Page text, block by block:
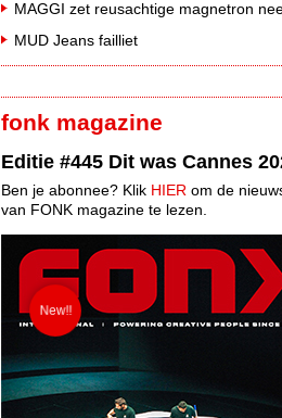
MUD Jeans failliet
fonk magazine
Editie #445 Dit was Cannes
Ben je abonnee? Klik HIER om de
van FONK magazine te lezen.